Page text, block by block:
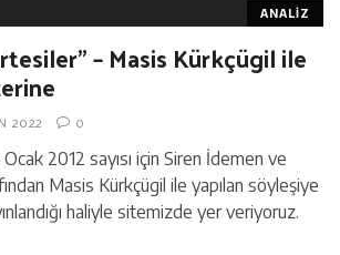
ANALIZ
– Masis Kürkçügil ile
2022 0
2012 sayısı için Siren İdemen ve
Masis Kürkçügil ile yapılan söyleşiye
haliyle sitemizde yer veriyoruz.